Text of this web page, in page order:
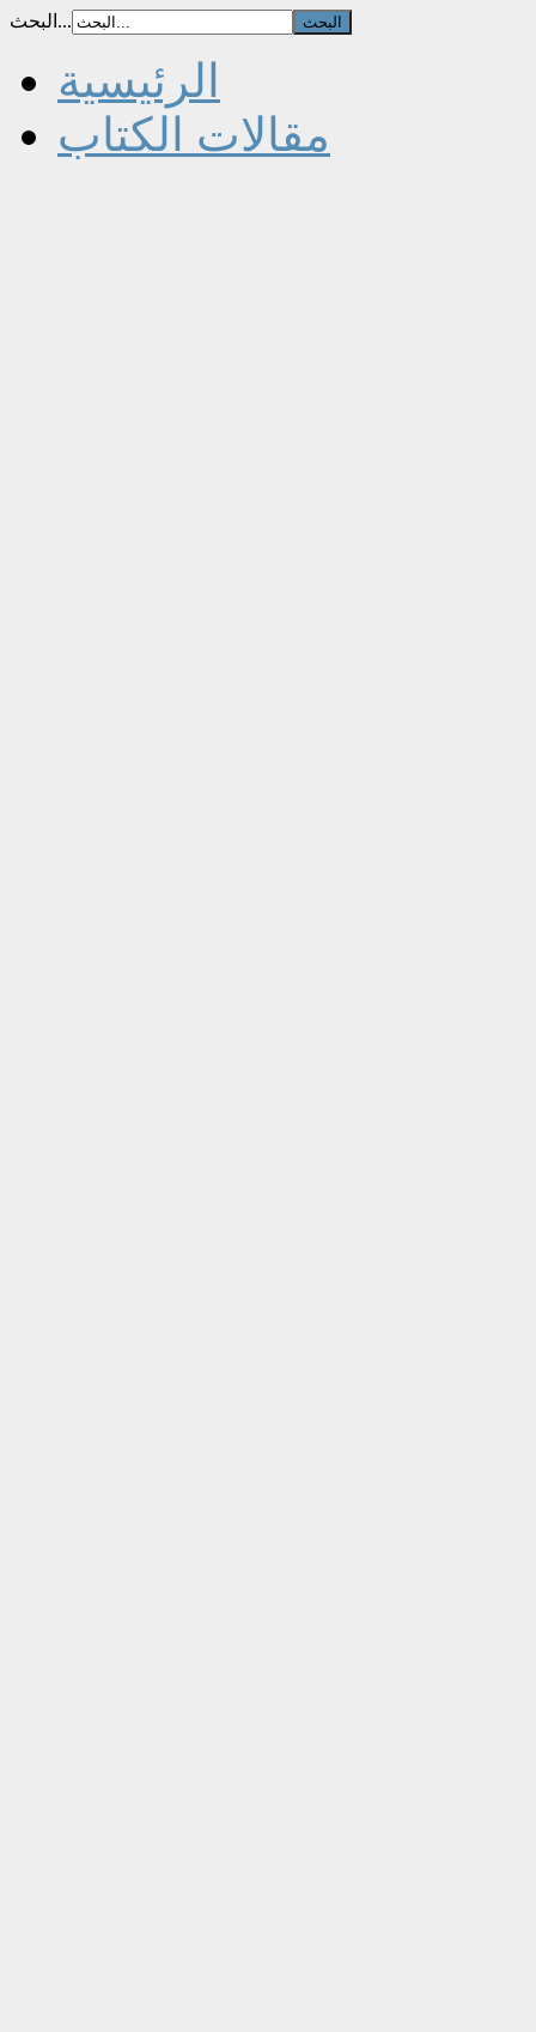
البحث...
الرئيسية
مقالات الكتاب